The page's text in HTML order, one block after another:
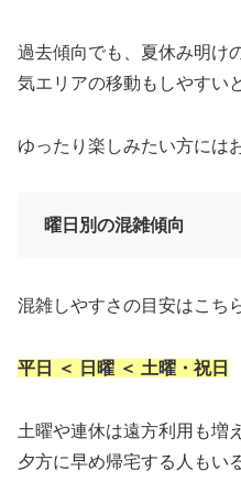
過去傾向でも、夏休み明け
気エリアの移動もしやすい
ゆったり楽しみたい方には
曜日別の混雑傾向
混雑しやすさの目安はこち
平日 ＜ 日曜 ＜ 土曜・祝日
土曜や連休は遠方利用も増
夕方に早め帰宅する人もい